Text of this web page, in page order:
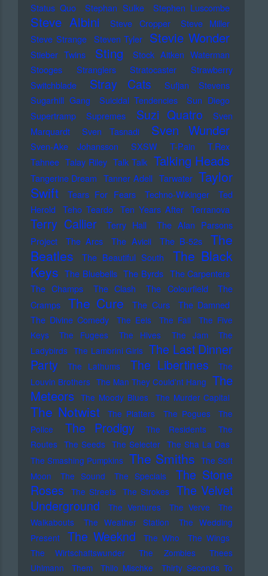
Status Quo
Stephan Sulke Stephen Luscombe
Steve Albini Steve Cropper
Steve Miller
Steve Strange Steven Tyler Stevie Wonder
Stieber Twins Sting
Stock Aitken Waterman
Stooges
Stranglers Stratocaster
Strawberry
Switchblade
Stray Cats
Sufjan Stevens
Sugarhill Gang
Suicidal Tendencies
Sun Diego
Supertramp
Supremes Suzi Quatro
Sven
Marquardt
Sven Tasnadi Sven Wunder
Sven-Ake Johansson SXSW T-Pain
T.Rex
Tahnee Talay Riley Talk Talk Talking Heads
Tangerine Dream Tanner Adell Tarwater Taylor
Swift
Tears For Fears Techno-Wikinger
Ted
Herold
Teho Teardo Ten Years After Terranova
Terry Callier Terry Hall
The Alan Parsons
Project
The Arcs The Avicii The B-52s
The
Beatles
The Beautiful South
The Black
Keys The Bluebells The Byrds The Carpenters
The Champs
The Clash The Colourfield
The
Cramps
The Cure The Curs
The Damned
The Divine Comedy
The Eels The Fall
The Five
Keys
The Fugees The Hives The Jam
The
Ladybirds The Lambrini Girls The Last Dinner
Party
The Lathums The Libertines
The
Louvin Brothers The Man They Could'nt Hang The
Meteors The Moody Blues The Murder Capital
The Notwist The Platters The Pogues
The
Police
The Prodigy The Residents
The
Routes The Seeds The Selecter The Sha La Das
The Smashing Pumpkins The Smiths The Soft
Moon
The Sound The Specials
The Stone
Roses
The Streets The Strokes
The Velvet
Underground
The Ventures The Verve
The
Walkabouts
The Weather Station
The Wedding
Present
The Weeknd The Who
The Wings
The Wirtschaftswunder
The Zombies
Thees
Uhlmann
Them Thilo Mischke
Thirty Seconds To